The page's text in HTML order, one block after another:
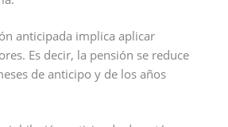
anticipada implica aplicar
Es decir, la pensión se reduce
de anticipo y de los años